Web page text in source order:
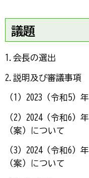
議題
1.会長の選出
2.説明及び審議事項
（1）2023（令和5）
（2）2024（令和6）
（案）について
（3）2024（令和6）
（案）について